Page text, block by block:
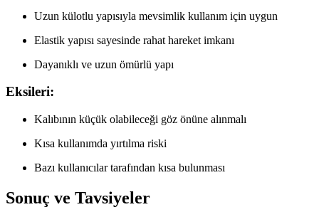
Uzun külotlu yapısıyla mevsimlik kullanım için uygun
Elastik yapısı sayesinde rahat hareket imkanı
Dayanıklı ve uzun ömürlü yapı
Eksileri:
Kalıbının küçük olabileceği göz önüne alınmalı
Kısa kullanımda yırtılma riski
Bazı kullanıcılar tarafından kısa bulunması
Sonuç ve Tavsiyeler